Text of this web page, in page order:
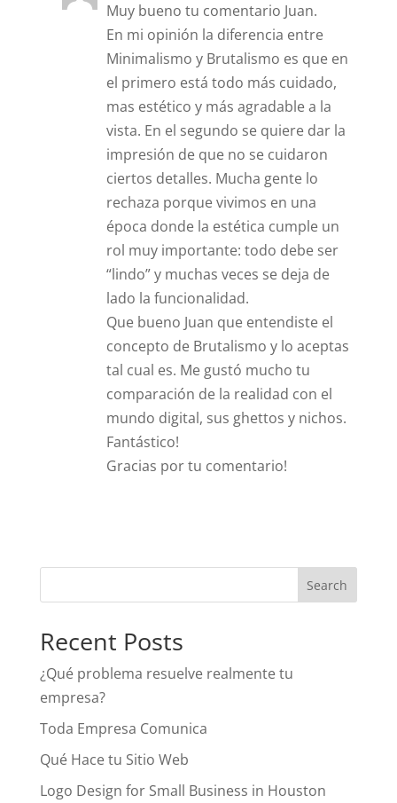
Muy bueno tu comentario Juan.
En mi opinión la diferencia entre
Minimalismo y Brutalismo es que en
el primero está todo más cuidado,
mas estético y más agradable a la
vista. En el segundo se quiere dar la
impresión de que no se cuidaron
ciertos detalles. Mucha gente lo
rechaza porque vivimos en una
época donde la estética cumple un
rol muy importante: todo debe ser
“lindo” y muchas veces se deja de
lado la funcionalidad.
Que bueno Juan que entendiste el
concepto de Brutalismo y lo aceptas
tal cual es. Me gustó mucho tu
comparación de la realidad con el
mundo digital, sus ghettos y nichos.
Fantástico!
Gracias por tu comentario!
Recent Posts
¿Qué problema resuelve realmente tu
empresa?
Toda Empresa Comunica
Qué Hace tu Sitio Web
Logo Design for Small Business in Houston